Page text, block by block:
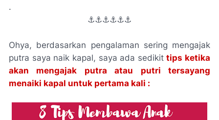
.
⚓⚓⚓⚓⚓⚓
Ohya, berdasarkan pengalaman sering mengajak
putra saya naik kapal, saya ada sedikittips ketika
akan mengajak putra atau putri tersayang
menaiki kapal untuk pertama kali :